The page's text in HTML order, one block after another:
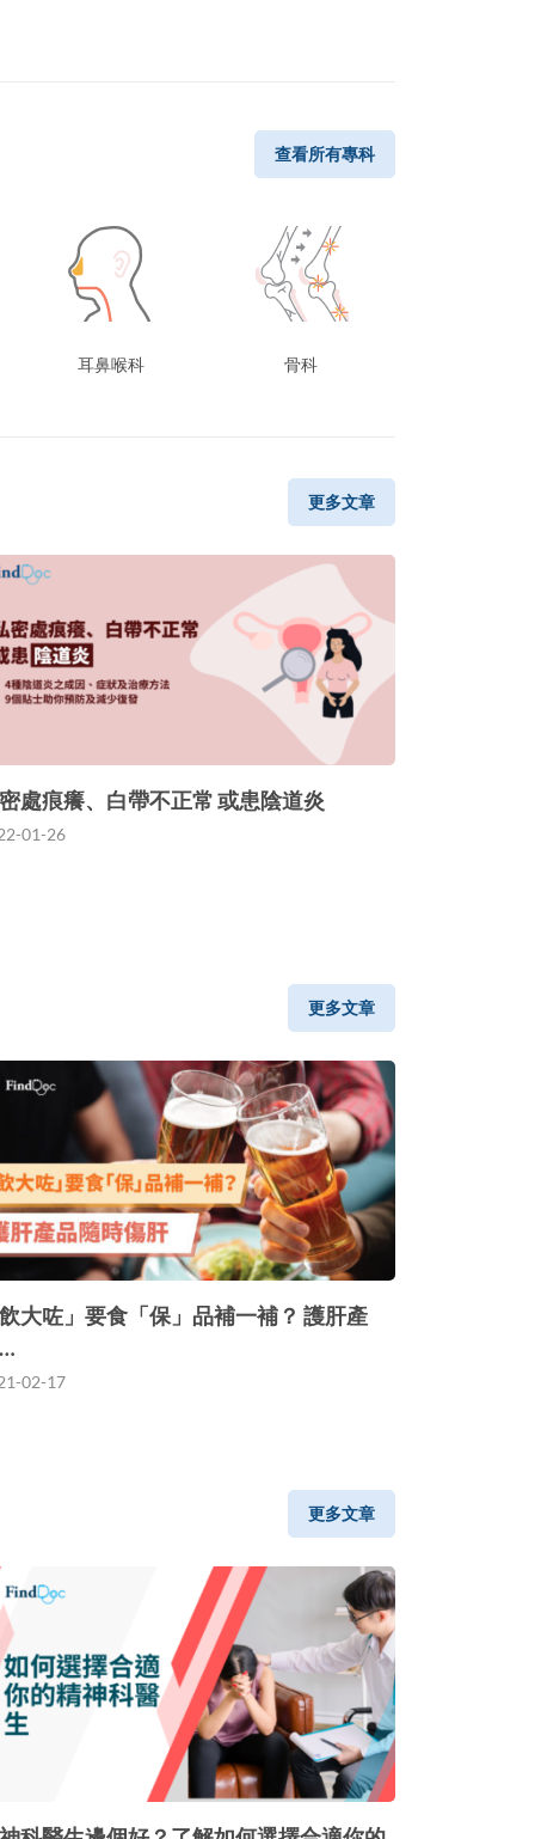
查看所有專科
耳鼻喉科 骨科
更多文章
處痕癢、白帶不正常 或患陰道炎
01-26
更多文章
大咗」要食「保」品補一補？ 護肝產
02-17
更多文章